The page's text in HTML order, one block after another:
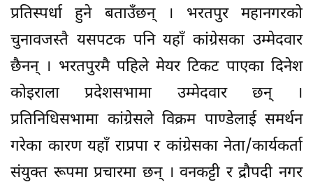
प्रतिस्पर्धा हुने बताउँछन् । भरतपुर महानगरको
चुनावजस्तै यसपटक पनि यहाँ कांग्रेसका उम्मेदवार
छैनन् । भरतपुरमै पहिले मेयर टिकट पाएका दिनेश
कोइराला प्रदेशसभामा उम्मेदवार छन् ।
प्रतिनिधिसभामा कांग्रेसले विक्रम पाण्डेलाई समर्थन
गरेका कारण यहाँ राप्रपा र कांग्रेसका नेता/कार्यकर्ता
संयुक्त रूपमा प्रचारमा छन् । वनकट्टी र द्रौपदी नगर